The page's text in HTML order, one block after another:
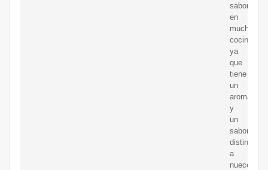
sabor
en
muchas
cocinas,
ya
que
tiene
un
aroma
y
un
sabor
distintivos
a
nueces.